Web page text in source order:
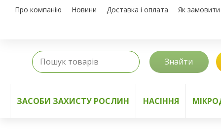
Про компанію Новини Доставка і оплата Як замовити
Знайти
ЗАСОБИ ЗАХИСТУ РОСЛИН НАСІННЯ